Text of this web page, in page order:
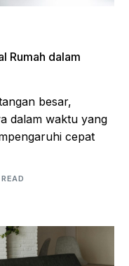
Rumah dalam
besar,
dalam waktu yang
cepat